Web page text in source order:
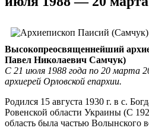
Высокопреосвященнейший
Павел Николаевич Самчук)
С 21 июля 1988 года по 20 марта
архиерей Орловской епархии.
Родился 15 августа 1930 г. в с.
Ровенской области Украины (С
область была частью Волынского